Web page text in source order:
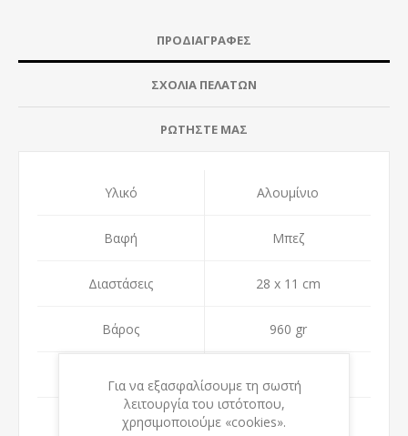
ΠΡΟΔΙΑΓΡΑΦΈΣ
ΣΧΌΛΙΑ ΠΕΛΑΤΏΝ
ΡΩΤΉΣΤΕ ΜΑΣ
Υλικό Αλουμίνιο
Βαφή Μπεζ
Διαστάσεις 28 x 11 cm
Βάρος 960 gr
Χαρακτηριστικά Καθιστό
Για να εξασφαλίσουμε τη σωστή
λειτουργία του ιστότοπου,
χρησιμοποιούμε «cookies».